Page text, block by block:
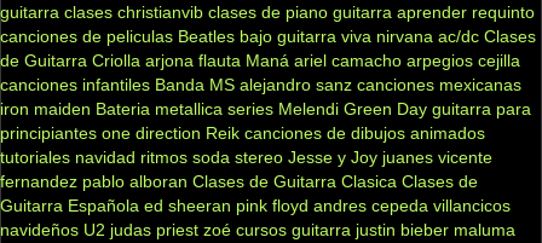
guitarra clases christianvib clases de piano guitarra aprender requinto
canciones de peliculas Beatles bajo guitarra viva nirvana ac/dc Clases
de Guitarra Criolla arjona flauta Maná ariel camacho arpegios cejilla
canciones infantiles Banda MS alejandro sanz canciones mexicanas
iron maiden Bateria metallica series Melendi Green Day guitarra para
principiantes one direction Reik canciones de dibujos animados
tutoriales navidad ritmos soda stereo Jesse y Joy juanes vicente
fernandez pablo alboran Clases de Guitarra Clasica Clases de
Guitarra Española ed sheeran pink floyd andres cepeda villancicos
navideños U2 judas priest zoé cursos guitarra justin bieber maluma